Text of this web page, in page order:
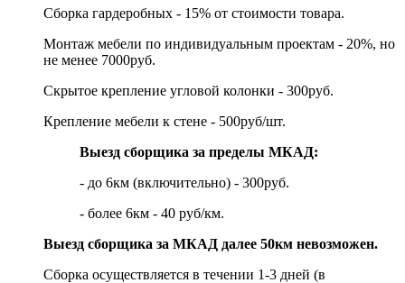
Сборка гардеробных - 15% от стоимости товара.
Монтаж мебели по индивидуальным проектам - 20%, но
не менее 7000руб.
Скрытое крепление угловой колонки - 300руб.
Крепление мебели к стене - 500руб/шт.
Выезд сборщика за пределы МКАД:
- до 6км (включительно) - 300руб.
- более 6км - 40 руб/км.
Выезд сборщика за МКАД далее 50км невозможен.
Сборка осуществляется в течении 1-3 дней (в